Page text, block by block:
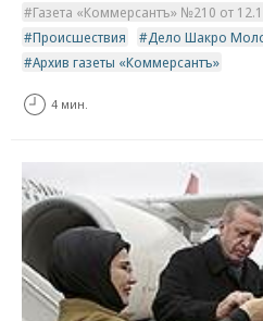
Газета «Коммерсантъ» №210 от
Происшествия
Дело Шакро
Архив газеты «Коммерсантъ»
4 мин.